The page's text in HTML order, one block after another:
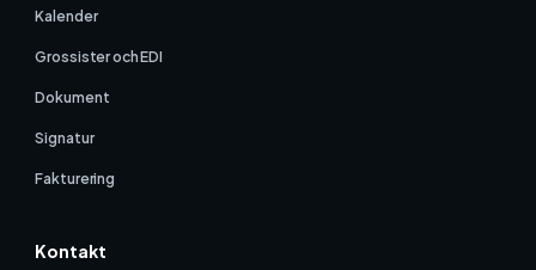
Kalender
Grossister och EDI
Dokument
Signatur
Fakturering
Kontakt